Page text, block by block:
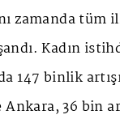
zamanda tüm
Kadın
147 binlik
36 bin